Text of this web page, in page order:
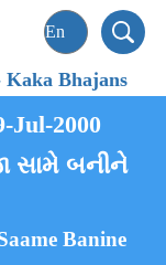
Kaka Bhajans
Jul-2000
સામે બનીને
Banine